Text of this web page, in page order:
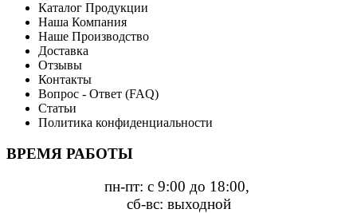
Каталог Продукции
Наша Компания
Наше Производство
Доставка
Отзывы
Контакты
Вопрос - Ответ (FAQ)
Статьи
Политика конфиденциальности
ВРЕМЯ РАБОТЫ
пн-пт: с 9:00 до 18:00,
сб-вс: выходной